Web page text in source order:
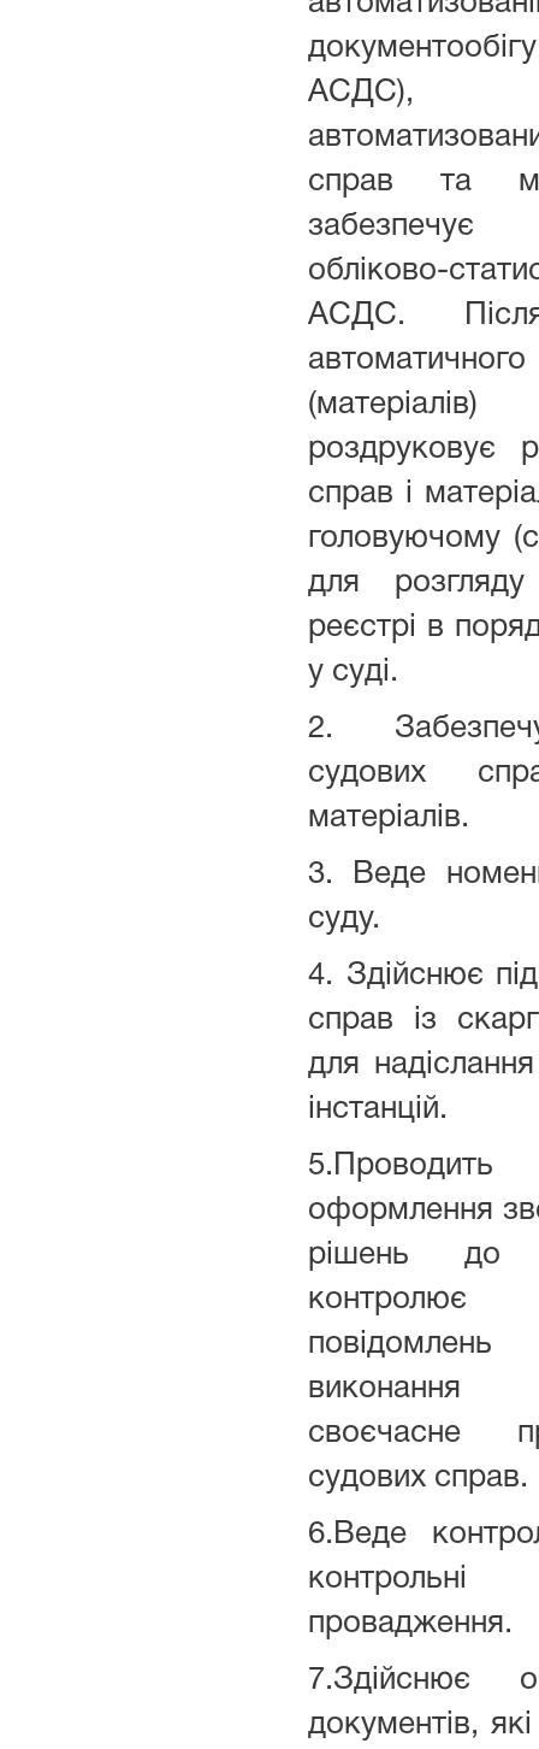
АСДС),
справ та
обліково-
АСДС.
автоматичного
роздруковує
справ і
головуючому
для
реєстрі в
у суді.
2.
судових
матеріалів.
3. Веде
суду.
4. Здійснює
справ із
для
інстанцій.
оформлення
рішень до
виконання
своєчасне
судових справ.
6.Веде
провадження.
7.Здійснює
документів,